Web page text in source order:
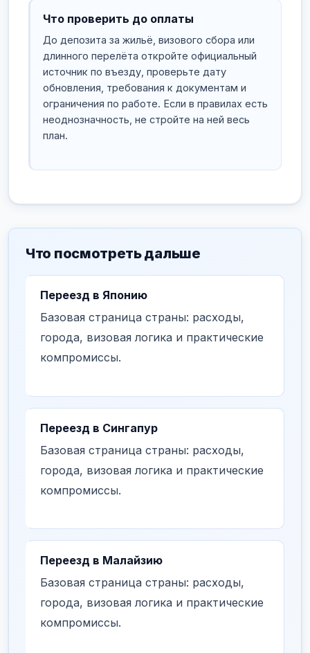
Что проверить до оплаты
До депозита за жильё, визового сбора или
длинного перелёта откройте официальный
источник по въезду, проверьте дату
обновления, требования к документам и
ограничения по работе. Если в правилах есть
неоднозначность, не стройте на ней весь
план.
Что посмотреть дальше
Переезд в Японию
Базовая страница страны: расходы,
города, визовая логика и практические
компромиссы.
Переезд в Сингапур
Базовая страница страны: расходы,
города, визовая логика и практические
компромиссы.
Переезд в Малайзию
Базовая страница страны: расходы,
города, визовая логика и практические
компромиссы.